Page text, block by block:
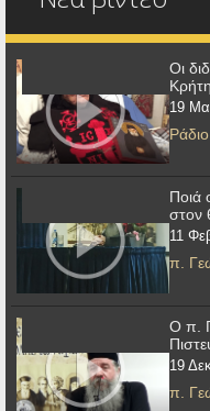
Οι
19
Ποιά
στον
11
π.
Ο π.
19
π.